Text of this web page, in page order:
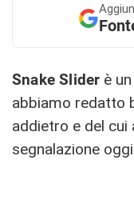
Snake Slider è
abbiamo redatto
addietro e del
segnalazione